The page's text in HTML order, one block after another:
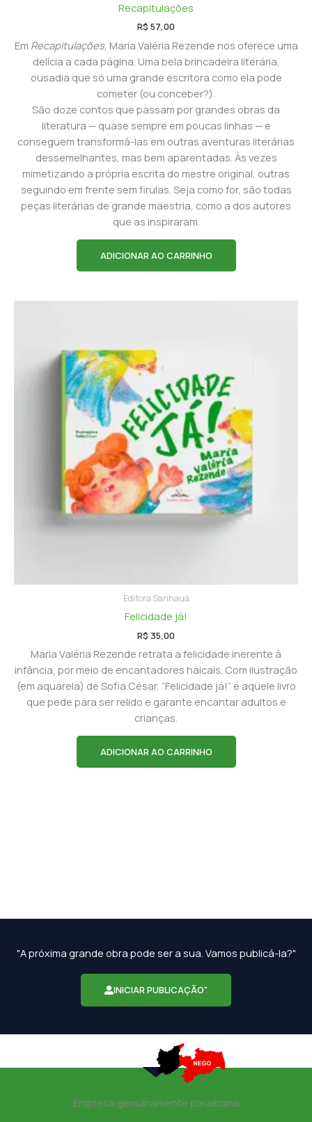
Recapitulações
R$ 57,00
Em Recapitulações, Maria Valéria Rezende nos oferece uma
delícia a cada página. Uma bela brincadeira literária,
ousadia que só uma grande escritora como ela pode
cometer (ou conceber?).
São doze contos que passam por grandes obras da
literatura — quase sempre em poucas linhas — e
conseguem transformá-las em outras aventuras literárias
dessemelhantes, mas bem aparentadas. Às vezes
mimetizando a própria escrita do mestre original, outras
seguindo em frente sem firulas. Seja como for, são todas
peças literárias de grande maestria, como a dos autores
que as inspiraram.
ADICIONAR AO CARRINHO
Editora Sanhauá
Felicidade já!
R$ 35,00
Maria Valéria Rezende retrata a felicidade inerente à
infância, por meio de encantadores haicais. Com ilustração
(em aquarela) de Sofia César, “Felicidade já!” é aquele livro
que pede para ser relido e garante encantar adultos e
crianças.
ADICIONAR AO CARRINHO
"A próxima grande obra pode ser a sua. Vamos publicá-la?"
INICIAR PUBLICAÇÃO"
Empresa genuinamente paraibana